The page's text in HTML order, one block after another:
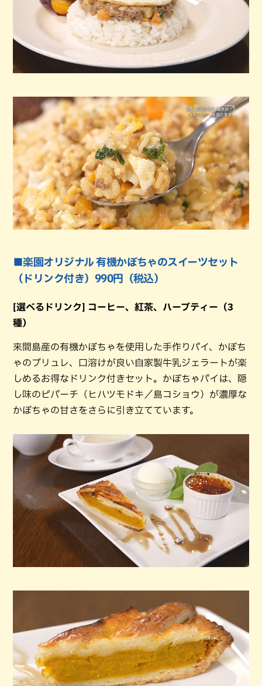
■楽園オリジナル 有機かぼちゃのスイーツセット
（ドリンク付き）990円（税込）
[選べるドリンク] コーヒー、紅茶、ハーブティー（3
種）
来間島産の有機かぼちゃを使用した手作りパイ、かぼち
ゃのブリュレ、口溶けが良い自家製牛乳ジェラートが楽
しめるお得なドリンク付きセット。かぼちゃパイは、隠
し味のピパーチ（ヒハツモドキ／島コショウ）が濃厚な
かぼちゃの甘さをさらに引き立てています。